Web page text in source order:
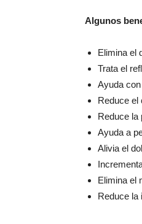
Algunos
Elimina el
Trata el
Ayuda
Reduce el
Reduce la
Ayuda a
Alivia el
Elimina el
Reduce la